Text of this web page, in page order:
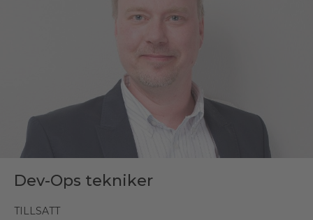
Dev-Ops tekniker
TILLSATT